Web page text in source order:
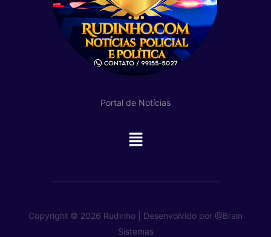
Portal de Notícias
Main
Copyright © 2026 Rudinho | Desenvolvido por @Brain
Sistemas